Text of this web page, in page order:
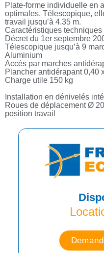
Plate-forme individuelle en
optimales. Télescopique,
travail jusqu’à 4.35 m.
Caractéristiques techniques
Décret du 1er septembre
Télescopique jusqu’à 9
Aluminium
Accès par marches
Plancher antidérapant 0,40
Charge utile 150 kg
Installation en dénivelés
Roues de déplacement Ø
position travail